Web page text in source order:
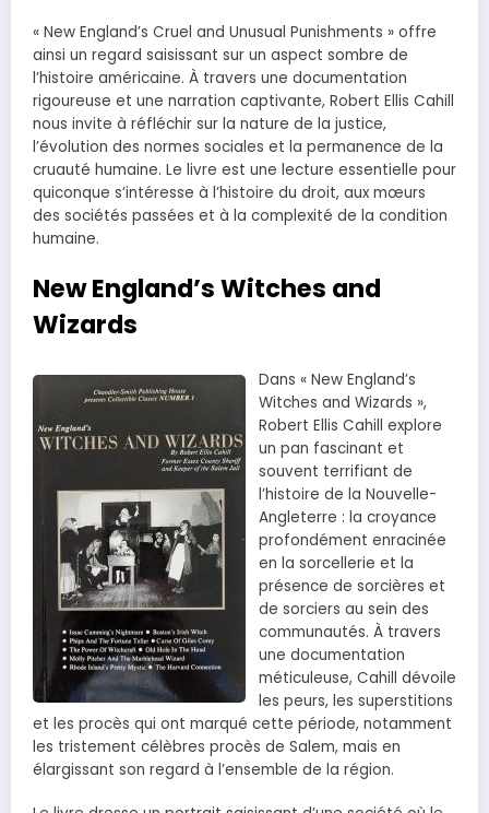
« New England’s Cruel and Unusual Punishments » offre
ainsi un regard saisissant sur un aspect sombre de
l’histoire américaine. À travers une documentation
rigoureuse et une narration captivante, Robert Ellis Cahill
nous invite à réfléchir sur la nature de la justice,
l’évolution des normes sociales et la permanence de la
cruauté humaine. Le livre est une lecture essentielle pour
quiconque s’intéresse à l’histoire du droit, aux mœurs
des sociétés passées et à la complexité de la condition
humaine.
New England’s Witches and
Wizards
Dans « New England’s
Witches and Wizards »,
Robert Ellis Cahill explore
un pan fascinant et
souvent terrifiant de
l’histoire de la Nouvelle-
Angleterre : la croyance
profondément enracinée
en la sorcellerie et la
présence de sorcières et
de sorciers au sein des
communautés. À travers
une documentation
méticuleuse, Cahill dévoile
les peurs, les superstitions
et les procès qui ont marqué cette période, notamment
les tristement célèbres procès de Salem, mais en
élargissant son regard à l’ensemble de la région.